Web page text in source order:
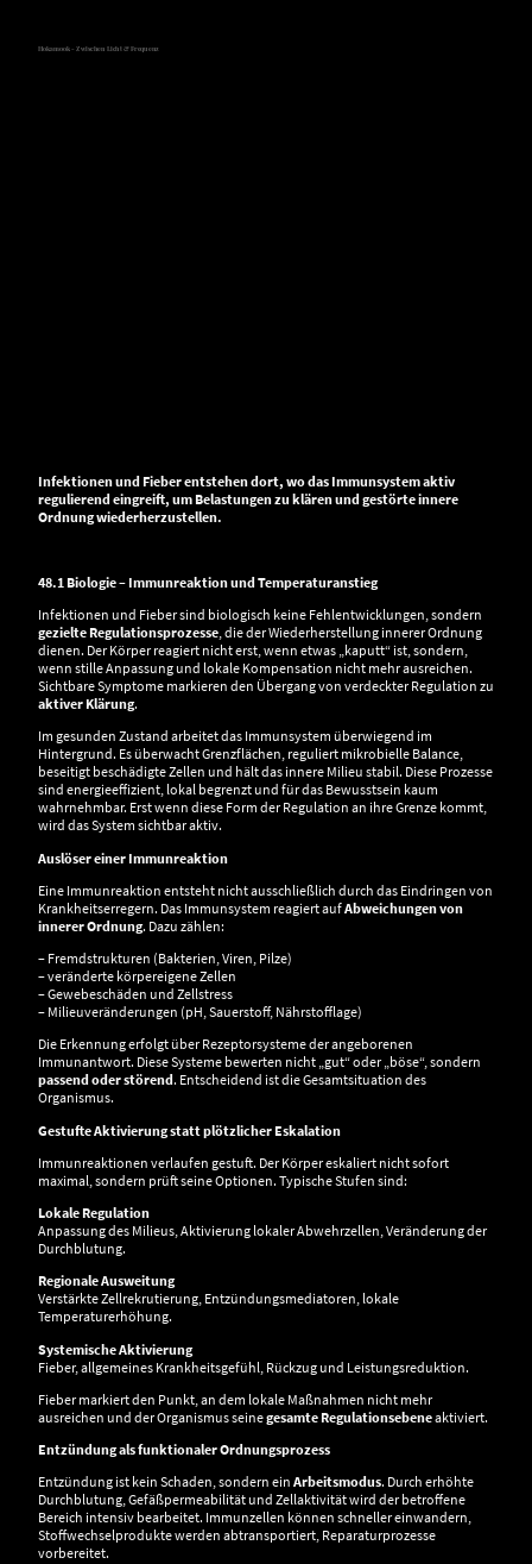
Hokamook - Zwischen Licht & Frequenz
Infektionen und Fieber entstehen dort, wo das Immunsystem aktiv
regulierend eingreift, um Belastungen zu klären und gestörte innere
Ordnung wiederherzustellen.
48.1 Biologie – Immunreaktion und Temperaturanstieg
Infektionen und Fieber sind biologisch keine Fehlentwicklungen, sondern
gezielte Regulationsprozesse, die der Wiederherstellung innerer Ordnung
dienen. Der Körper reagiert nicht erst, wenn etwas „kaputt“ ist, sondern,
wenn stille Anpassung und lokale Kompensation nicht mehr ausreichen.
Sichtbare Symptome markieren den Übergang von verdeckter Regulation zu
aktiver Klärung.
Im gesunden Zustand arbeitet das Immunsystem überwiegend im
Hintergrund. Es überwacht Grenzflächen, reguliert mikrobielle Balance,
beseitigt beschädigte Zellen und hält das innere Milieu stabil. Diese Prozesse
sind energieeffizient, lokal begrenzt und für das Bewusstsein kaum
wahrnehmbar. Erst wenn diese Form der Regulation an ihre Grenze kommt,
wird das System sichtbar aktiv.
Auslöser einer Immunreaktion
Eine Immunreaktion entsteht nicht ausschließlich durch das Eindringen von
Krankheitserregern. Das Immunsystem reagiert aufAbweichungen von
innerer Ordnung. Dazu zählen:
– Fremdstrukturen (Bakterien, Viren, Pilze)
– veränderte körpereigene Zellen
– Gewebeschäden und Zellstress
– Milieuveränderungen (pH, Sauerstoff, Nährstofflage)
Die Erkennung erfolgt über Rezeptorsysteme der angeborenen
Immunantwort. Diese Systeme bewerten nicht „gut“ oder „böse“, sondern
passend oder störend. Entscheidend ist die Gesamtsituation des
Organismus.
Gestufte Aktivierung statt plötzlicher Eskalation
Immunreaktionen verlaufen gestuft. Der Körper eskaliert nicht sofort
maximal, sondern prüft seine Optionen. Typische Stufen sind:
Lokale Regulation
Anpassung des Milieus, Aktivierung lokaler Abwehrzellen, Veränderung der
Durchblutung.
Regionale Ausweitung
Verstärkte Zellrekrutierung, Entzündungsmediatoren, lokale
Temperaturerhöhung.
Systemische Aktivierung
Fieber, allgemeines Krankheitsgefühl, Rückzug und Leistungsreduktion.
Fieber markiert den Punkt, an dem lokale Maßnahmen nicht mehr
ausreichen und der Organismus seinegesamte Regulationsebeneaktiviert.
Entzündung als funktionaler Ordnungsprozess
Entzündung ist kein Schaden, sondern ein Arbeitsmodus. Durch erhöhte
Durchblutung, Gefäßpermeabilität und Zellaktivität wird der betroffene
Bereich intensiv bearbeitet. Immunzellen können schneller einwandern,
Stoffwechselprodukte werden abtransportiert, Reparaturprozesse
vorbereitet.